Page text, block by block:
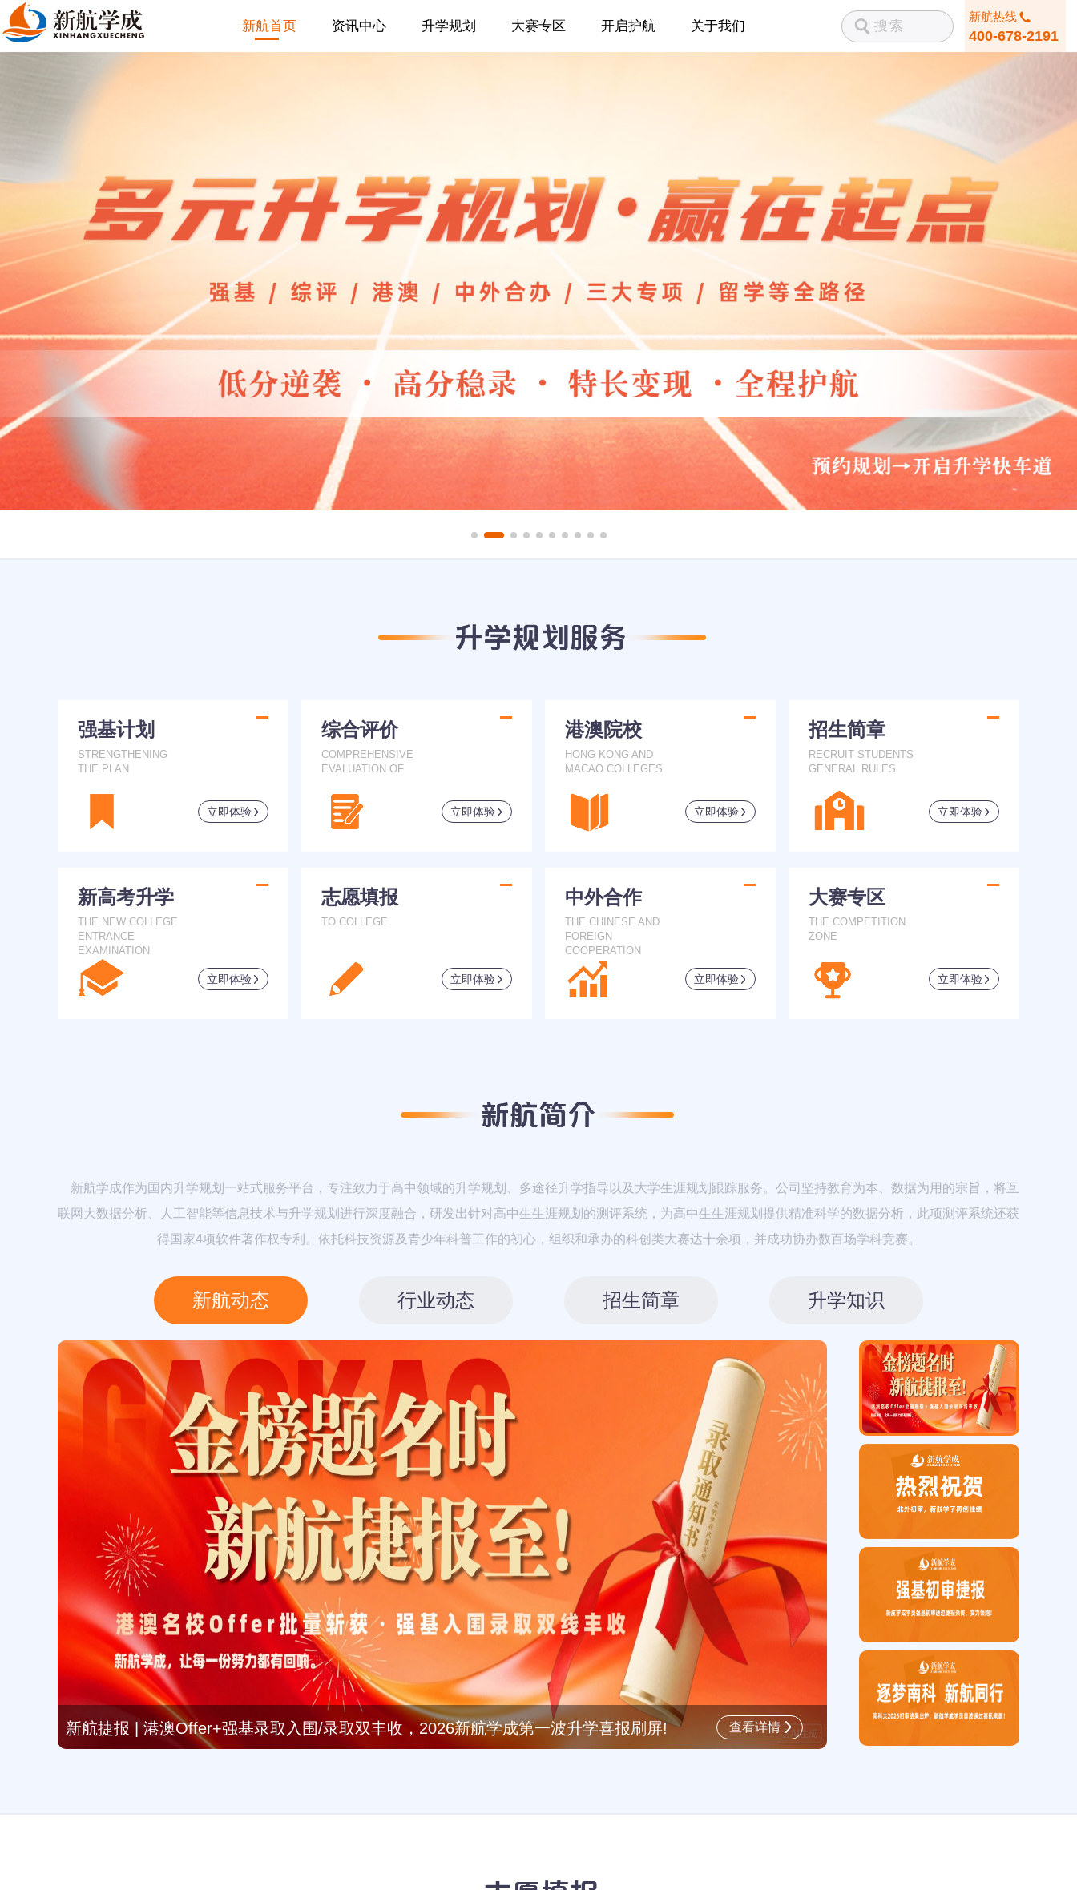
新航首页 资讯中心 升学规划 大赛专区 开启护航 关于我们
新航热线
400-678-2191
强基计划
STRENGTHENING
THE PLAN
立即体验
综合评价
COMPREHENSIVE
EVALUATION OF
立即体验
港澳院校
HONG KONG AND
MACAO COLLEGES
立即体验
招生简章
RECRUIT STUDENTS
GENERAL RULES
立即体验
新高考升学
THE NEW COLLEGE
ENTRANCE
EXAMINATION
立即体验
志愿填报
TO COLLEGE
立即体验
中外合作
THE CHINESE AND
FOREIGN
COOPERATION
立即体验
大赛专区
THE COMPETITION
ZONE
立即体验
新航学成作为国内升学规划一站式服务平台，专注致力于高中领域的升学规划、多途径升学指导以及大学生涯规划跟踪服务。公司坚持教育为本、数据为用的宗旨，将互
联网大数据分析、人工智能等信息技术与升学规划进行深度融合，研发出针对高中生生涯规划的测评系统，为高中生生涯规划提供精准科学的数据分析，此项测评系统还获
得国家4项软件著作权专利。依托科技资源及青少年科普工作的初心，组织和承办的科创类大赛达十余项，并成功协办数百场学科竞赛。
新航动态 行业动态 招生简章 升学知识
新航捷报 | 港澳Offer+强基录取入围/录取双丰收，2026新航学成第一波升学喜报刷屏! 查看详情